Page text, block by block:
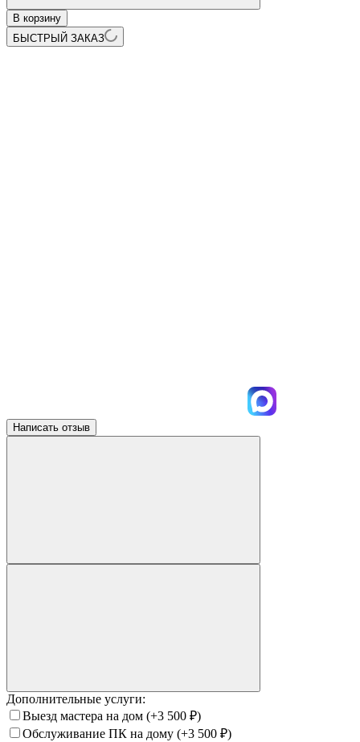
В корзину
БЫСТРЫЙ ЗАКАЗ
Написать отзыв
Дополнительные услуги:
Выезд мастера на дом (+3 500 ₽)
Обслуживание ПК на дому (+3 500 ₽)